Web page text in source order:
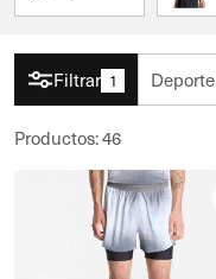
Filtrar 1 Deporte
Productos:46